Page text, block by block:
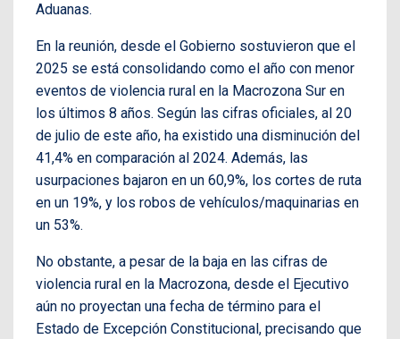
Aduanas.
En la reunión, desde el Gobierno sostuvieron que el
2025 se está consolidando como el año con menor
eventos de violencia rural en la Macrozona Sur en
los últimos 8 años. Según las cifras oficiales, al 20
de julio de este año, ha existido una disminución del
41,4% en comparación al 2024. Además, las
usurpaciones bajaron en un 60,9%, los cortes de ruta
en un 19%, y los robos de vehículos/maquinarias en
un 53%.
No obstante, a pesar de la baja en las cifras de
violencia rural en la Macrozona, desde el Ejecutivo
aún no proyectan una fecha de término para el
Estado de Excepción Constitucional, precisando que